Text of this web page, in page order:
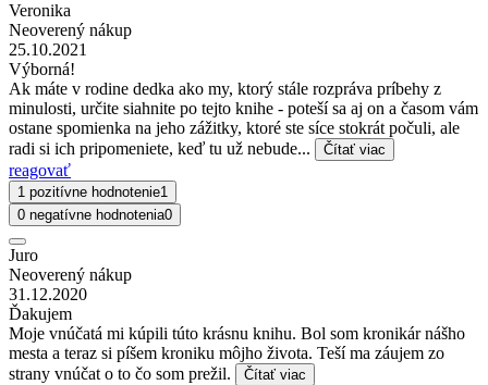
Veronika
Neoverený nákup
25.10.2021
Výborná!
Ak máte v rodine dedka ako my, ktorý stále rozpráva príbehy z
minulosti, určite siahnite po tejto knihe - poteší sa aj on a časom vám
ostane spomienka na jeho zážitky, ktoré ste síce stokrát počuli, ale
radi si ich pripomeniete, keď tu už nebude...
Čítať viac
reagovať
1 pozitívne hodnotenie1
0 negatívne hodnotenia0
Juro
Neoverený nákup
31.12.2020
Ďakujem
Moje vnúčatá mi kúpili túto krásnu knihu. Bol som kronikár nášho
mesta a teraz si píšem kroniku môjho života. Teší ma záujem zo
strany vnúčat o to čo som prežil.
Čítať viac